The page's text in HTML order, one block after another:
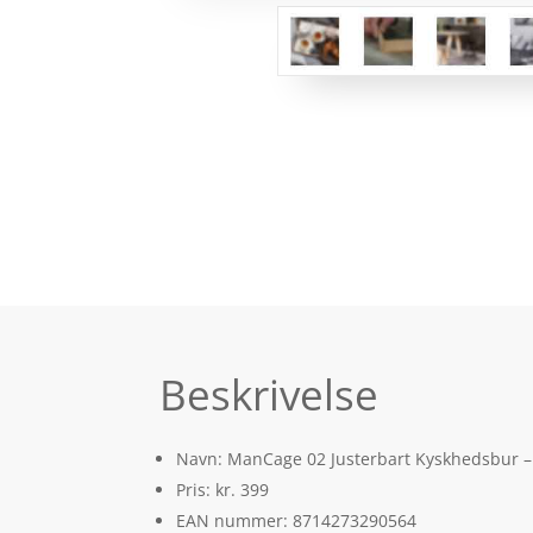
Beskrivelse
Navn: ManCage 02 Justerbart Kyskhedsbur
Pris: kr. 399
EAN nummer: 8714273290564